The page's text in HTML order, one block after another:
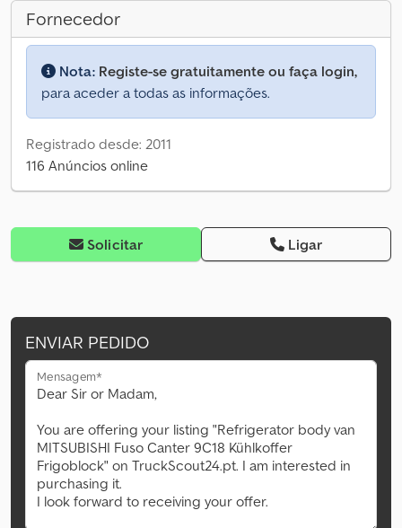
Fornecedor
Nota: Registe-se gratuitamente ou faça login,
para aceder a todas as informações.
Registrado desde: 2011
116 Anúncios online
Solicitar Ligar
ENVIAR PEDIDO
Mensagem*